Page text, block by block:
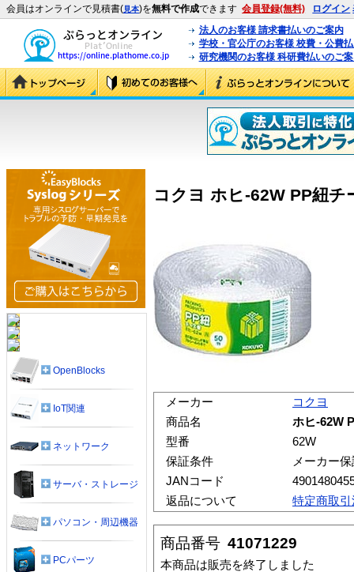
会員はオンラインで見積書(見本)を無料で作成できます 会員登録(無料) ログイン
法人のお客様 請求書払いのご案内
学校・官公庁のお客様 校費・公費
研究機関のお客様 科研費払いのご
コクヨ ホヒ-62W PP紐チ
メーカー
コクヨ
商品名
ホヒ-62W
型番
62W
保証条件
メーカー
JANコード
返品について
特定商取
商品番号 41071229
本商品は販売を終了しました
OpenBlocks
IoT関連
ネットワーク
サーバ・ストレージ
パソコン・周辺機器
PCパーツ